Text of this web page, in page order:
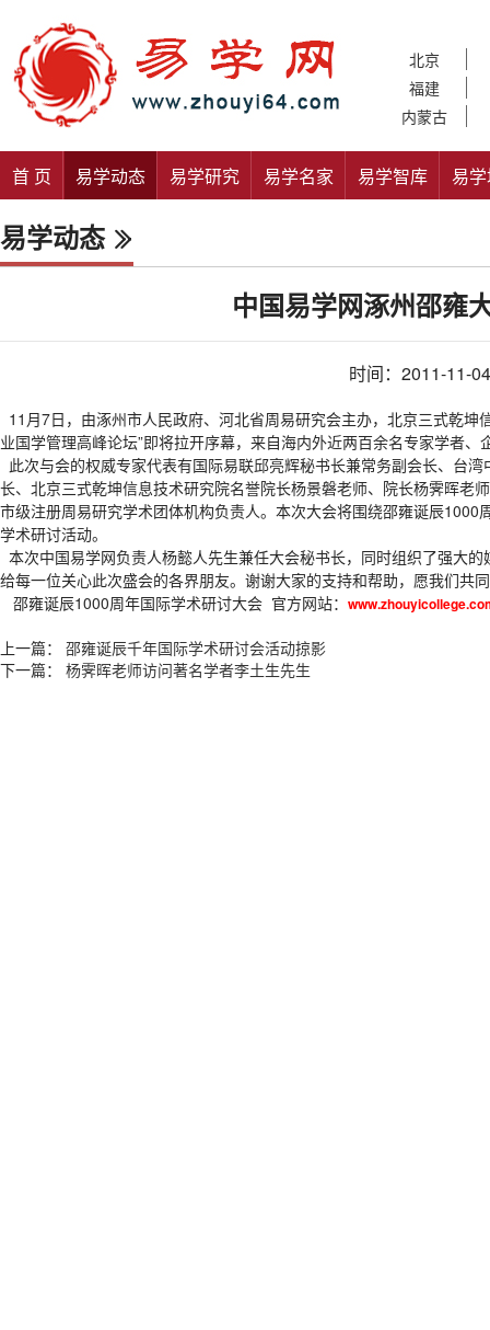
北京
福建
内蒙古
首 页 易学动态 易学研究 易学名家 易学智库 易
易学动态
中国易学网涿州邵雍
时间：2011-11-04
11月7日，由涿州市人民政府、河北省周易研究会主办，北京三式乾
业国学管理高峰论坛”即将拉开序幕，来自海内外近两百余名专家学者
此次与会的权威专家代表有国际易联邱亮辉秘书长兼常务副会长、台
长、北京三式乾坤信息技术研究院名誉院长杨景磐老师、院长杨霁晖老
市级注册周易研究学术团体机构负责人。本次大会将围绕邵雍诞辰
学术研讨活动。
本次中国易学网负责人杨懿人先生兼任大会秘书长，同时组织了强大
给每一位关心此次盛会的各界朋友。谢谢大家的支持和帮助，愿我们共
邵雍诞辰1000周年国际学术研讨大会 官方网站：
上一篇： 邵雍诞辰千年国际学术研讨会活动掠影
下一篇： 杨霁晖老师访问著名学者李土生先生